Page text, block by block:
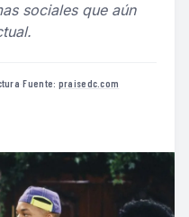
sociales que aún
·Fuente: praisedc.com